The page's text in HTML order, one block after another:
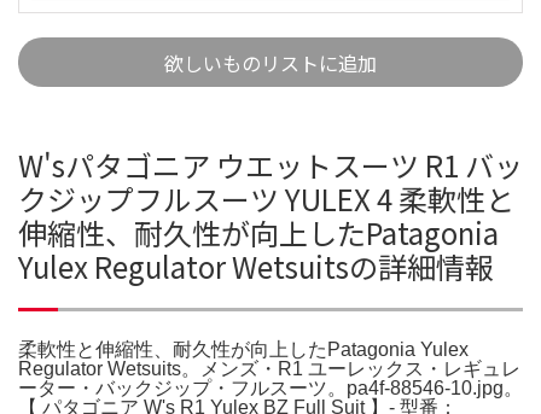
欲しいものリストに追加
W'sパタゴニア ウエットスーツ R1 バッ
クジップフルスーツ YULEX 4 柔軟性と
伸縮性、耐久性が向上したPatagonia
Yulex Regulator Wetsuitsの詳細情報
柔軟性と伸縮性、耐久性が向上したPatagonia Yulex
Regulator Wetsuits。メンズ・R1 ユーレックス・レギュレ
ーター・バックジップ・フルスーツ。pa4f-88546-10.jpg。
【 パタゴニア W's R1 Yulex BZ Full Suit 】- 型番：